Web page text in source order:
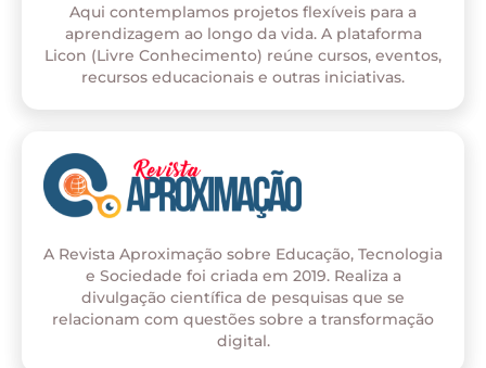
Aqui contemplamos projetos flexíveis para a
aprendizagem ao longo da vida. A plataforma
Licon (Livre Conhecimento) reúne cursos, eventos,
recursos educacionais e outras iniciativas.
A Revista Aproximação sobre Educação, Tecnologia
e Sociedade foi criada em 2019. Realiza a
divulgação científica de pesquisas que se
relacionam com questões sobre a transformação
digital.